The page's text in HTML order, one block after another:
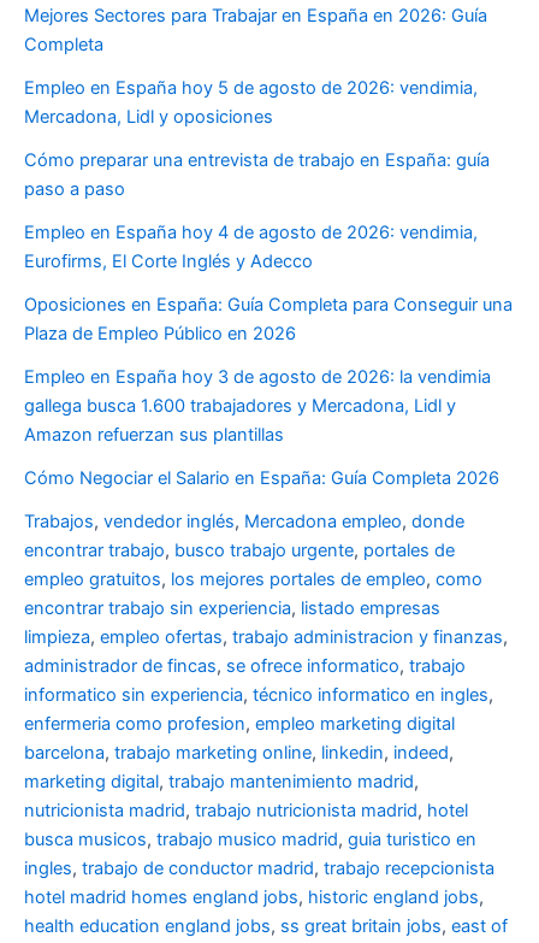
Mejores Sectores para Trabajar en España en 2026: Guía
Completa
Empleo en España hoy 5 de agosto de 2026: vendimia,
Mercadona, Lidl y oposiciones
Cómo preparar una entrevista de trabajo en España: guía
paso a paso
Empleo en España hoy 4 de agosto de 2026: vendimia,
Eurofirms, El Corte Inglés y Adecco
Oposiciones en España: Guía Completa para Conseguir una
Plaza de Empleo Público en 2026
Empleo en España hoy 3 de agosto de 2026: la vendimia
gallega busca 1.600 trabajadores y Mercadona, Lidl y
Amazon refuerzan sus plantillas
Cómo Negociar el Salario en España: Guía Completa 2026
Trabajos, vendedor inglés, Mercadona empleo, donde
encontrar trabajo, busco trabajo urgente, portales de
empleo gratuitos, los mejores portales de empleo, como
encontrar trabajo sin experiencia, listado empresas
limpieza, empleo ofertas, trabajo administracion y finanzas,
administrador de fincas, se ofrece informatico, trabajo
informatico sin experiencia, técnico informatico en ingles,
enfermeria como profesion, empleo marketing digital
barcelona, trabajo marketing online, linkedin, indeed,
marketing digital, trabajo mantenimiento madrid,
nutricionista madrid, trabajo nutricionista madrid, hotel
busca musicos, trabajo musico madrid, guia turistico en
ingles, trabajo de conductor madrid, trabajo recepcionista
hotel madrid homes england jobs, historic england jobs,
health education england jobs, ss great britain jobs, east of